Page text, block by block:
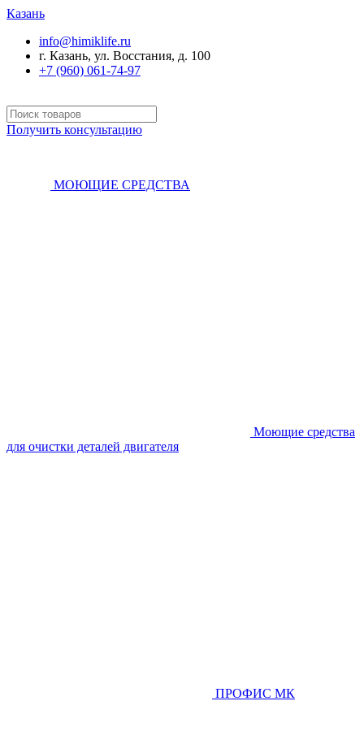
Казань
info@himiklife.ru
г. Казань, ул. Восстания, д. 100
+7 (960) 061-74-97
Получить консультацию
МОЮЩИЕ СРЕДСТВА
Моющие средства
для очистки деталей двигателя
ПРОФИС МК